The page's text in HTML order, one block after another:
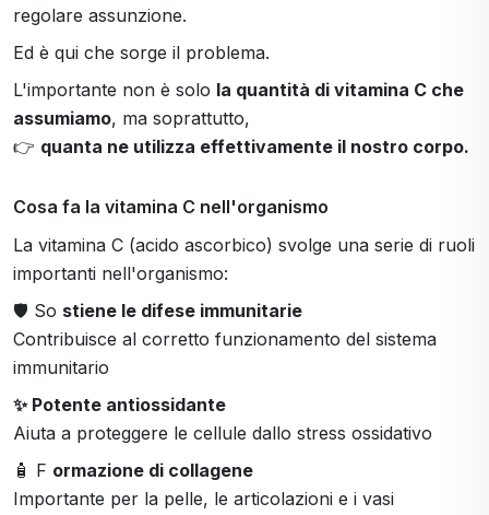
regolare assunzione.
Ed è qui che sorge il problema.
L'importante non è solo la quantità di vitamina C che
assumiamo, ma soprattutto,
👉 quanta ne utilizza effettivamente il nostro corpo.
Cosa fa la vitamina C nell'organismo
La vitamina C (acido ascorbico) svolge una serie di ruoli
importanti nell'organismo:
🛡 So stiene le difese immunitarie
Contribuisce al corretto funzionamento del sistema
immunitario
✨ Potente antiossidante
Aiuta a proteggere le cellule dallo stress ossidativo
🧴 F ormazione di collagene
Importante per la pelle, le articolazioni e i vasi